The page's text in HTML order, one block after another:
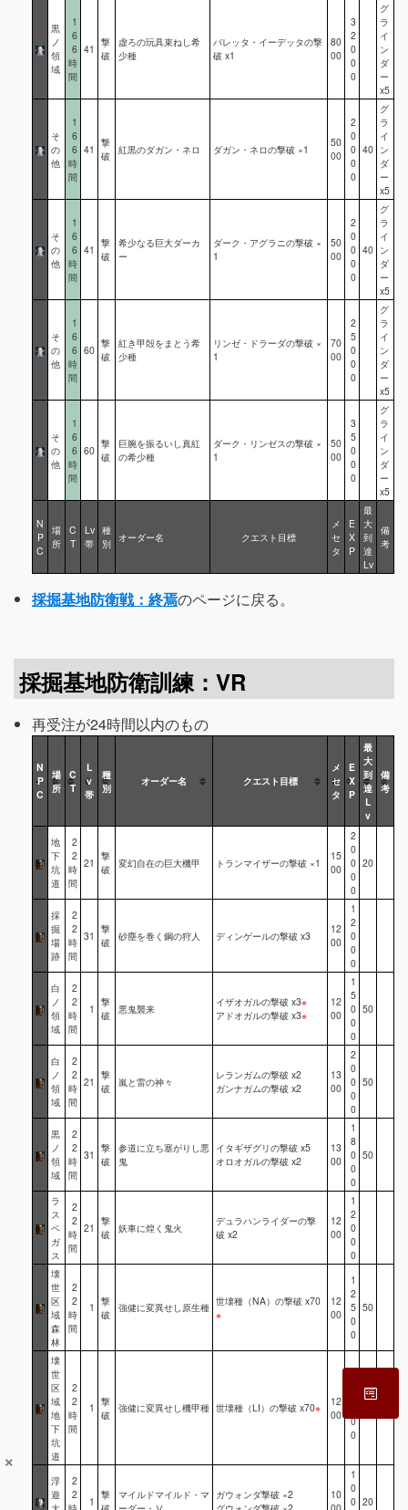
×
N
P
C
場
所
C
T
Lv
帯
種
別 オーダー名 クエスト目標
メ
セ
タ
E
X
P
最
大
到
達
Lv
備
考
黒
ノ
領
域
1
6
6
時
間
41
撃
破
虚ろの玩具束ねし希
少種
バレッタ・イーデッタの撃
破 x1
80
00
3
2
0
0
0
グ
ラ
イ
ン
ダ
ー
x5
そ
の
他
1
6
6
時
間
41
撃
破
紅黒のダガン・ネロ ダガン・ネロの撃破 ×1
50
00
2
0
0
0
0
40
グ
ラ
イ
ン
ダ
ー
x5
そ
の
他
1
6
6
時
間
41
撃
破
希少なる巨大ダーカ
ー
ダーク・アグラニの撃破 ×
1
50
00
2
0
0
0
0
40
グ
ラ
イ
ン
ダ
ー
x5
そ
の
他
1
6
6
時
間
60
撃
破
紅き甲殻をまとう希
少種
リンゼ・ドラーダの撃破 ×
1
70
00
2
5
0
0
0
グ
ラ
イ
ン
ダ
ー
x5
そ
の
他
1
6
6
時
間
60
撃
破
巨腕を振るいし真紅
の希少種
ダーク・リンゼスの撃破 ×
1
50
00
3
5
0
0
0
グ
ラ
イ
ン
ダ
ー
x5
採掘基地防衛戦：終焉のページに戻る。
採掘基地防衛訓練：VR
再受注が24時間以内のもの
N
P
C
場
所
C
T
L
v
帯
種
別
オーダー名 クエスト目標
メ
セ
タ
E
X
P
最
大
到
達
L
v
備
考
地
下
坑
道
2
2
時
間
21
撃
破
変幻自在の巨大機甲 トランマイザーの撃破 ×1
15
00
2
0
0
0
0
20
採
掘
場
跡
2
2
時
間
31
撃
破
砂塵を巻く鋼の狩人 ディンゲールの撃破 x3
12
00
1
2
0
0
0
白
ノ
領
域
2
2
時
間
1
撃
破
悪鬼襲来
イザオガルの撃破 x3※
アドオガルの撃破 x3※
12
00
1
5
0
0
0
50
白
ノ
領
域
2
2
時
間
21
撃
破
嵐と雷の神々
レランガムの撃破 x2
ガンナガムの撃破 x2
13
00
2
0
0
0
0
50
黒
ノ
領
域
2
2
時
間
31
撃
破
参道に立ち塞がりし悪
鬼
イタギザグリの撃破 x5
オロオガルの撃破 x2
13
00
1
8
0
0
0
50
ラ
ス
ベ
ガ
ス
2
2
時
間
21
撃
破
妖車に煌く鬼火
デュラハンライダーの撃
破 x2
12
00
1
2
0
0
0
壊
世
区
域
森
林
2
2
時
間
1 撃
破
強健に変異せし原生種 世壊種（NA）の撃破 x70
※
12
00
1
2
5
0
0
50
壊
世
区
域
地
下
坑
道
2
2
時
間
1 撃
破
強健に変異せし機甲種 世壊種（LI）の撃破 x70※
12
00
0
0
浮
遊
2
2
1
撃
マイルドマイルド・マ ガウォンダ撃破 ×2
10
1
0
0 20